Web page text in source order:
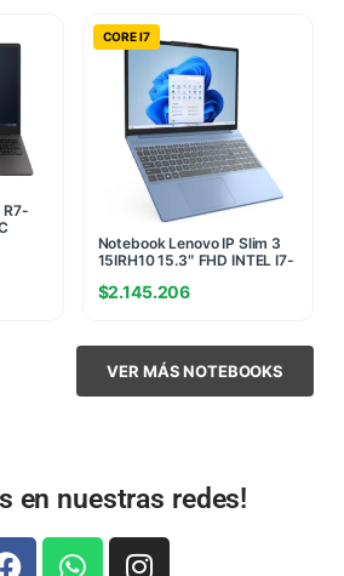
R7-
CORE I7
Notebook Lenovo IP Slim 3
15IRH10 15.3″ FHD INTEL I7-
4800MHZ 512GB NVME
$2.145.206
VER MÁS NOTEBOOKS
en nuestras redes!